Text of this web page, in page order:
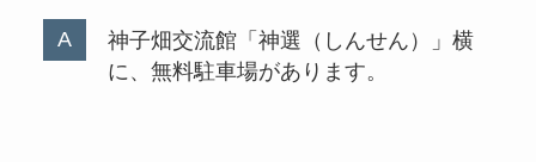
神子畑交流館「神選（しんせん）」横
に、無料駐車場があります。